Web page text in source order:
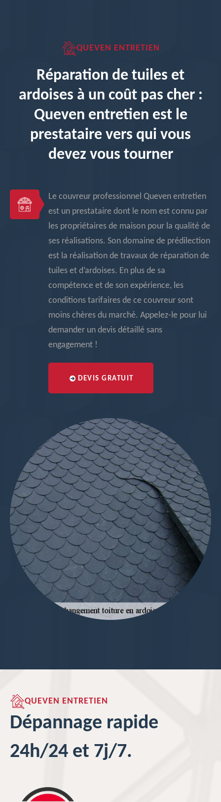
QUEVEN ENTRETIEN
Réparation de tuiles et
ardoises à un coût pas cher :
Queven entretien est le
prestataire vers qui vous
devez vous tourner
Le couvreur professionnel Queven entretien
est un prestataire dont le nom est connu par
les propriétaires de maison pour la qualité de
ses réalisations. Son domaine de prédilection
est la réalisation de travaux de réparation de
tuiles et d’ardoises. En plus de sa
compétence et de son expérience, les
conditions tarifaires de ce couvreur sont
moins chères du marché. Appelez-le pour lui
demander un devis détaillé sans
engagement !
DEVIS GRATUIT
QUEVEN ENTRETIEN
Dépannage rapide
24h/24 et 7j/7.